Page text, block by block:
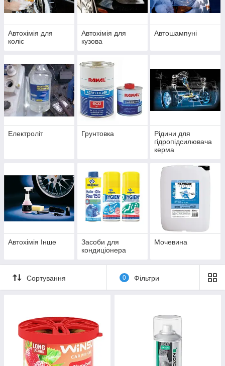
Автохімія для
коліс
Автохімія для
кузова
Автошампуні
Електроліт Грунтовка
Рідини для
гідропідсилювача
керма
Автохімія Інше
Засоби для
кондиціонера
Мочевина
Сортування 0 Фільтри